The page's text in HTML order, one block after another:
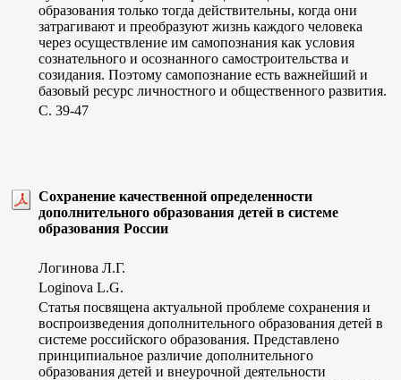
образования только тогда действительны, когда они
затрагивают и преобразуют жизнь каждого человека
через осуществление им самопознания как условия
сознательного и осознанного самостроительства и
созидания. Поэтому самопознание есть важнейший и
базовый ресурс личностного и общественного развития.
C. 39-47
Сохранение качественной определенности
дополнительного образования детей в системе
образования России
Логинова Л.Г.
Loginova L.G.
Статья посвящена актуальной проблеме сохранения и
воспроизведения дополнительного образования детей в
системе российского образования. Представлено
принципиальное различие дополнительного
образования детей и внеурочной деятельности